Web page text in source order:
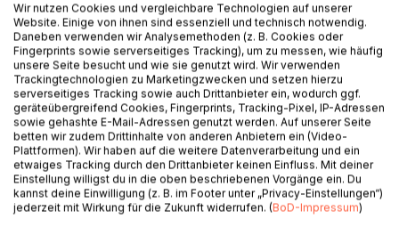
BESCHREIBUNG
Sabrina und Josefine sind erneut Hauptdarstellerinnen in
dieser Geschichte.
Dazu gesellen sich zwei Freundinnen von Sabrina.
Molly……eigentlich Marlene.
Stolze Besitzerin eines Erotikshop.
Wir nutzen Cookies und vergleichbare Technologien auf unserer
Website. Einige von ihnen sind essenziell und technisch notwendig.
Daneben verwenden wir Analysemethoden (z. B. Cookies oder
Fingerprints sowie serverseitiges Tracking), um zu messen, wie häufig
unsere Seite besucht und wie sie genutzt wird. Wir verwenden
Trackingtechnologien zu Marketingzwecken und setzen hierzu
serverseitiges Tracking sowie auch Drittanbieter ein, wodurch ggf.
geräteübergreifend Cookies, Fingerprints, Tracking-Pixel, IP-Adressen
sowie gehashte E-Mail-Adressen genutzt werden. Auf unserer Seite
betten wir zudem Drittinhalte von anderen Anbietern ein (Video-
Plattformen). Wir haben auf die weitere Datenverarbeitung und ein
etwaiges Tracking durch den Drittanbieter keinen Einfluss. Mit deiner
Einstellung willigst du in die oben beschriebenen Vorgänge ein. Du
kannst deine Einwilligung (z. B. im Footer unter „Privacy-Einstellungen“)
jederzeit mit Wirkung für die Zukunft widerrufen. (BoD-Impressum)